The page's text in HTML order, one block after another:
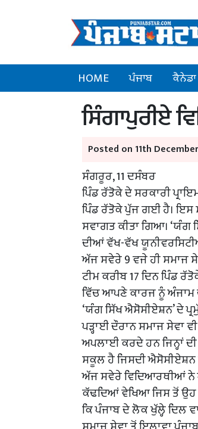
HOME ਪੰਜਾਬ ਕੈਨੇਡਾ
ਸਿੰਗਾਪੁਰੀਏ
Posted on 11th
ਸੰਗਰੂਰ, 11 ਦਸੰਬਰ
ਪਿੰਡ ਰੱਤੋਕੇ ਦੇ ਸਰਕਾਰੀ
ਪਿੰਡ ਰੱਤੋਕੇ ਪੁੱਜ ਗਈ ਹੈ। ਇਸ
ਸਵਾਗਤ ਕੀਤਾ ਗਿਆ। ‘ਯੰਗ
ਦੀਆਂ ਵੱਖ-ਵੱਖ
ਅੱਜ ਸਵੇਰੇ 9 ਵਜੇ ਹੀ ਸਮਾਜ
ਟੀਮ ਕਰੀਬ 17 ਦਿਨ ਪਿੰਡ
ਵਿੱਚ ਆਪਣੇ ਕਾਰਜ ਨੂੰ ਅੰਜਾਮ
‘ਯੰਗ ਸਿੱਖ ਐਸੋਸੀਏਸ਼ਨ’ ਦੇ
ਪੜ੍ਹਾਈ ਦੌਰਾਨ ਸਮਾਜ ਸੇਵਾ
ਅਪਲਾਈ ਕਰਦੇ ਹਨ ਜਿਨ੍ਹਾਂ
ਸਕੂਲ ਹੈ ਜਿਸਦੀ ਐਸੋਸੀਏਸ਼ਨ
ਅੱਜ ਸਵੇਰੇ ਵਿਦਿਆਰਥੀਆਂ ਨੇ
ਕੱਢਦਿਆਂ ਵੇਖਿਆ ਜਿਸ ਤੋਂ ਉਹ
ਕਿ ਪੰਜਾਬ ਦੇ ਲੋਕ ਖੁੱਲ੍ਹੇ ਦਿਲ